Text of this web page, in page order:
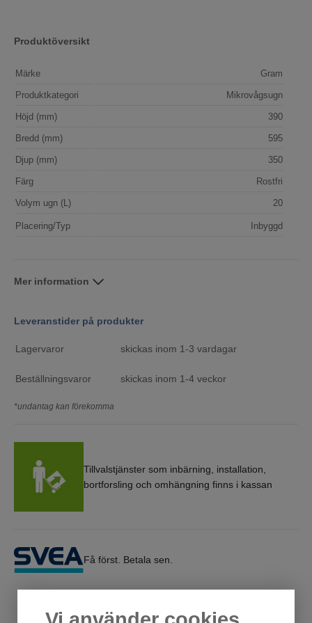
Produktöversikt
Märke Gram
Produktkategori Mikrovågsugn
Höjd (mm) 390
Bredd (mm) 595
Djup (mm) 350
Färg Rostfri
Volym ugn (L) 20
Placering/Typ Inbyggd
Mer information
Leveranstider på produkter
Lagervaror skickas inom 1-3 vardagar
Beställningsvaror skickas inom 1-4 veckor
*undantag kan förekomma
Tillvalstjänster som inbärning, installation,
bortforsling och omhängning finns i kassan
Få först. Betala sen.